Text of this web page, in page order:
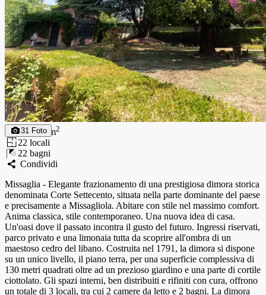
31 Foto
130130m2
22 locali
22 bagni
Condividi
Missaglia - Elegante frazionamento di una prestigiosa dimora storica
denominata Corte Settecento, situata nella parte dominante del paese
e precisamente a Missagliola. Abitare con stile nel massimo comfort.
Anima classica, stile contemporaneo. Una nuova idea di casa.
Un'oasi dove il passato incontra il gusto del futuro. Ingressi riservati,
parco privato e una limonaia tutta da scoprire all'ombra di un
maestoso cedro del libano. Costruita nel 1791, la dimora si dispone
su un unico livello, il piano terra, per una superficie complessiva di
130 metri quadrati oltre ad un prezioso giardino e una parte di cortile
ciottolato. Gli spazi interni, ben distribuiti e rifiniti con cura, offrono
un totale di 3 locali, tra cui 2 camere da letto e 2 bagni. La dimora